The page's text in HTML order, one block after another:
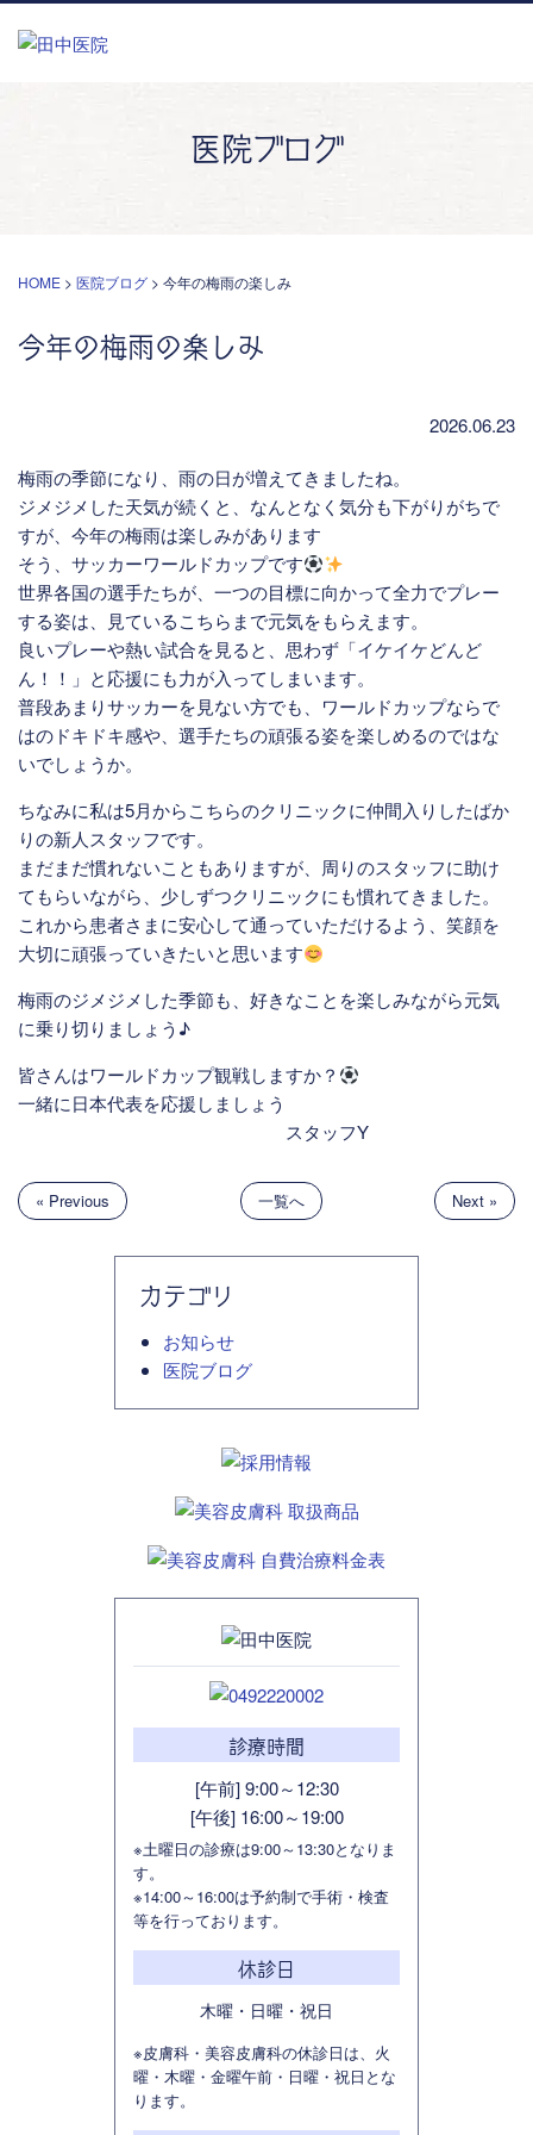
医院ブログ
HOME > 医院ブログ > 今年の梅雨の楽しみ
今年の梅雨の楽しみ
2026.06.23
梅雨の季節になり、雨の日が増えてきましたね。
ジメジメした天気が続くと、なんとなく気分も下がりがちで
すが、今年の梅雨は楽しみがあります
そう、サッカーワールドカップです
世界各国の選手たちが、一つの目標に向かって全力でプレー
する姿は、見ているこちらまで元気をもらえます。
良いプレーや熱い試合を見ると、思わず「イケイケどんど
ん！！」と応援にも力が入ってしまいます。
普段あまりサッカーを見ない方でも、ワールドカップならで
はのドキドキ感や、選手たちの頑張る姿を楽しめるのではな
いでしょうか。
ちなみに私は5月からこちらのクリニックに仲間入りしたばか
りの新人スタッフです。
まだまだ慣れないこともありますが、周りのスタッフに助け
てもらいながら、少しずつクリニックにも慣れてきました。
これから患者さまに安心して通っていただけるよう、笑顔を
大切に頑張っていきたいと思います
梅雨のジメジメした季節も、好きなことを楽しみながら元気
に乗り切りましょう♪
皆さんはワールドカップ観戦しますか？
一緒に日本代表を応援しましょう
スタッフY
« Previous 一覧へ Next »
カテゴリ
お知らせ
医院ブログ
診療時間
[午前] 9:00～12:30
[午後] 16:00～19:00
※土曜日の診療は9:00～13:30となりま
す。
※14:00～16:00は予約制で手術・検査
等を行っております。
休診日
木曜・日曜・祝日
※皮膚科・美容皮膚科の休診日は、火
曜・木曜・金曜午前・日曜・祝日とな
ります。